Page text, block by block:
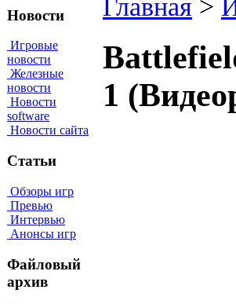
Новости
Игровые
новости
Железные
новости
Новости
software
Новости сайта
Статьи
Обзоры игр
Превью
Интервью
Анонсы игр
Файловый
архив
Главная >
1